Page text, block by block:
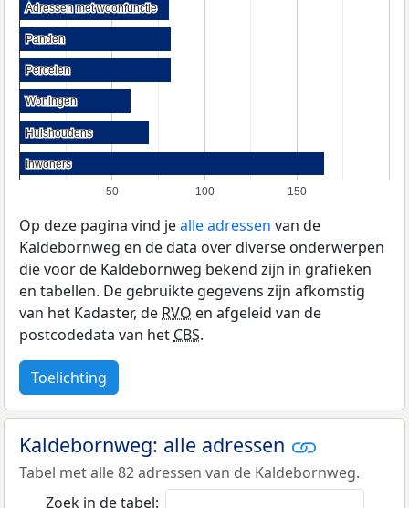
50 100 150
Adressen met woonfunctie
Adressen met woonfunctie
Panden
Panden
Percelen
Percelen
Woningen
Woningen
Huishoudens
Huishoudens
Inwoners
Inwoners
Op deze pagina vind jealle adressen van de
Kaldebornweg en de data over diverse onderwerpen
die voor de Kaldebornweg bekend zijn in grafieken
en tabellen. De gebruikte gegevens zijn afkomstig
van het Kadaster, de RVO en afgeleid van de
postcodedata van het CBS.
Toelichting
Kaldebornweg: alle adressen
Tabel met alle 82 adressen van de Kaldebornweg.
Zoek in de tabel: